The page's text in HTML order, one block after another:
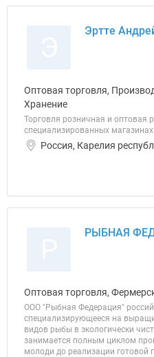
Эртте
Оптовая торговля,
Хранение
Торговля розничная и оптовая
специализированных магазинах
Россия, Карелия
РЫБНАЯ
Оптовая торговля,
ООО "Рыбная Федерация"
специализирующееся на
видов рыбы в экологически
занимается полным циклом
молоди до реализации готовой